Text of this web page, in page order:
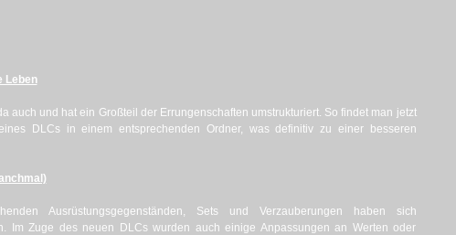
Leben
auch und hat ein Großteil der Errungenschaften umstrukturiert. So findet man jetzt
DLCs in einem entsprechenden Ordner, was definitiv zu einer besseren
Ausrüstungsgegenständen, Sets und Verzauberungen haben sich
Im Zuge des neuen DLCs wurden auch einige Anpassungen an Werten oder